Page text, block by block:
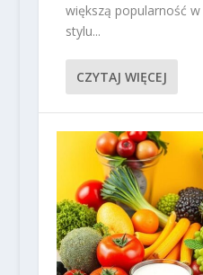
większą popularność
stylu...
CZYTAJ WIĘCEJ